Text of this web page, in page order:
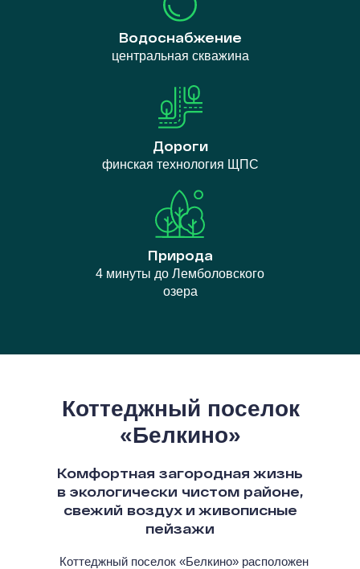
Водоснабжение
центральная скважина
Дороги
финская технология ЩПС
Природа
4 минуты до Лемболовского
озера
Коттеджный поселок
«Белкино»
Комфортная загородная жизнь
в экологически чистом районе,
свежий воздух и живописные
пейзажи
Коттеджный поселок «Белкино» расположен